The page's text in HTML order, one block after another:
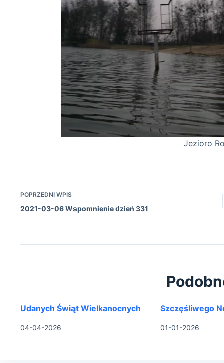
Jezioro Rogoźnik 1
POPRZEDNI WPIS
2021-03-06 Wspomnienie dzień 331
Udanych Świąt Wielkanocnych
04-04-2026
Szczęśliwego
01-01-2026